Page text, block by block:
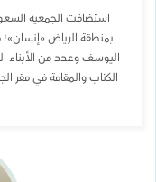
استضافت الجمعية
بمنطقة الرياض
اليوسف وعدد من